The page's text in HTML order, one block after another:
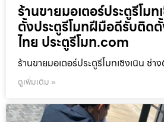
ร้านขายมอเตอร์ประตูรีโม
ตั้งประตูรีโมทฝีมือดีรับติด
ไทย ประตูรีโมท.com
ร้านขายมอเตอร์ประตูรีโมทเชิงเนิน ช่า
ดูเพิ่มเติม »